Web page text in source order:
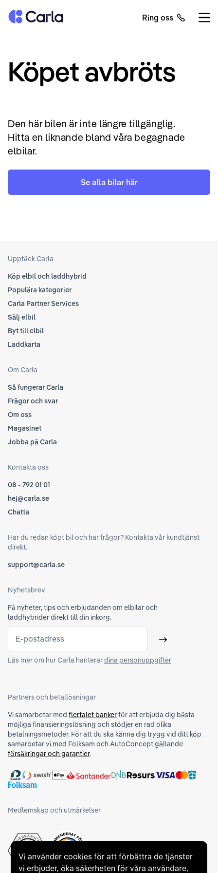
Vi använder cookies för att förbättra de tjänster
vi erbjuder, öka säkerheten för våra användare,
Tillbaka till startsidan Ring oss
Köpet avbröts
Den här bilen är inte längre tillgänglig.
Hitta en liknande bland våra begagnade
elbilar.
Se alla bilar här
Upptäck Carla
Köp elbil och laddhybrid
Populära kategorier
Carla Partner Services
Sälj elbil
Byt till elbil
Laddkarta
Om Carla
Så fungerar Carla
Frågor och svar
Om oss
Magasinet
Jobba på Carla
Kontakta oss
08 - 792 01 01
hej@carla.se
Chatta
Har du redan köpt bil och har frågor? Kontakta vår kundtjänst
direkt.
support@carla.se
Nyhetsbrev
Få nyheter, tips och erbjudanden om elbilar och
laddhybrider direkt till din inkorg.
E-postadress Skicka
Läs mer om hur Carla hanterardina personuppgifter
Partners och betallösningar
Vi samarbetar med flertalet bankerför att erbjuda dig bästa
möjliga finansieringslösning och stödjer en rad olika
betalningsmetoder. För att du ska känna dig trygg vid ditt köp
samarbetar vi med Folksam och AutoConcept gällande
försäkringar och garantier.
Medlemskap och utmärkelser